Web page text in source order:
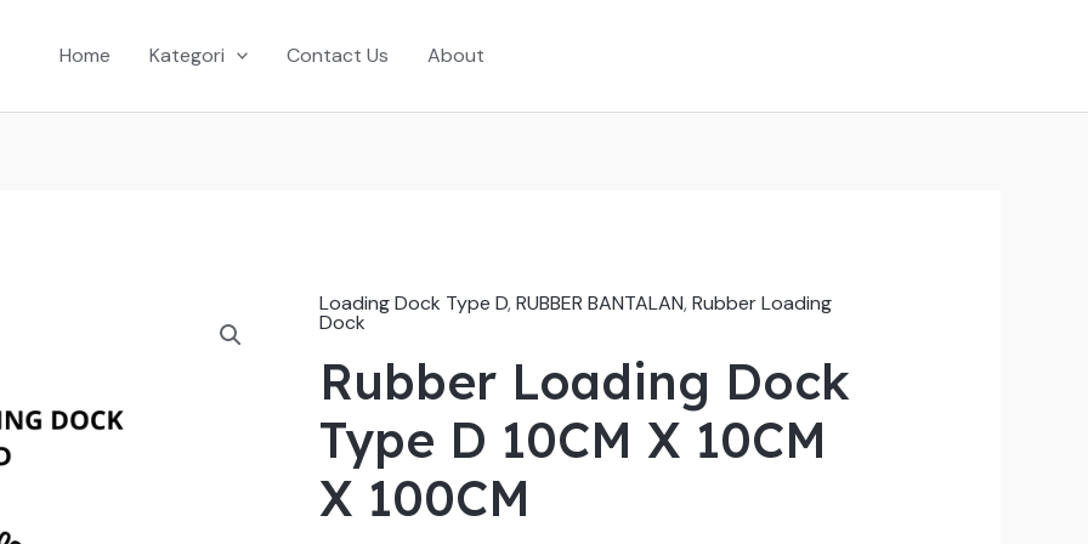
Home Kategori Contact Us About
Loading Dock Type D,RUBBER BANTALAN,Rubber Loading
Dock
Rubber Loading Dock
Type D 10CM X 10CM
X 100CM